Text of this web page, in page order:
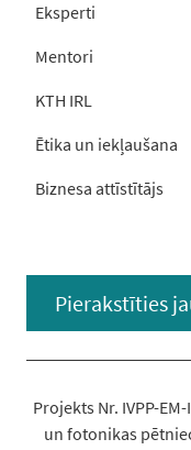
Eksperti
Mentori
KTH IRL
Ētika un iekļaušana
Biznesa attīstītājs
Pierakstīties
Projekts Nr. IVPP-
un fotonikas